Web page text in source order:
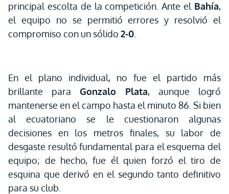
principal escolta de la competición. Ante el Bahía,
el equipo no se permitió errores y resolvió el
compromiso con un sólido 2-0
En el plano individual, no fue el partido más
brillante para Gonzalo Plata, aunque logró
mantenerse en el campo hasta el minuto 86. Si bien
al ecuatoriano se le cuestionaron algunas
decisiones en los metros finales, su labor de
desgaste resultó fundamental para el esquema del
equipo; de hecho, fue él quien forzó el tiro de
esquina que derivó en el segundo tanto definitivo
para su club.